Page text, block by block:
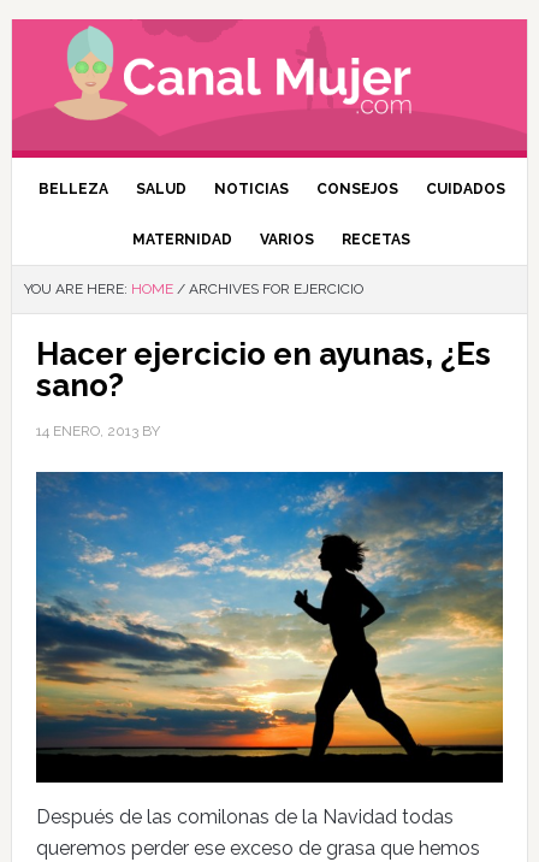
BELLEZA SALUD NOTICIAS CONSEJOS CUIDADOS
MATERNIDAD VARIOS RECETAS
YOU ARE HERE: HOME /ARCHIVES FOR EJERCICIO
Hacer ejercicio en ayunas, ¿Es
sano?
14 ENERO, 2013BY
Después de las comilonas de la Navidad todas
queremos perder ese exceso de grasa que hemos